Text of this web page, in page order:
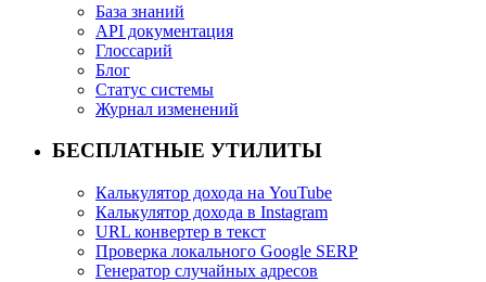
База знаний
API документация
Глоссарий
Блог
Статус системы
Журнал изменений
БЕСПЛАТНЫЕ УТИЛИТЫ
Калькулятор дохода на YouTube
Калькулятор дохода в Instagram
URL конвертер в текст
Проверка локального Google SERP
Генератор случайных адресов